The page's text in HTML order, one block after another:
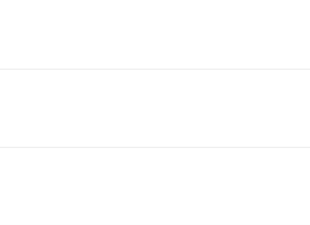
目，力求客观、公允。 这是**本详
读者强烈的历史